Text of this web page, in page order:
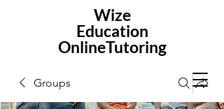
Wize
Education
OnlineTutoring
Groups